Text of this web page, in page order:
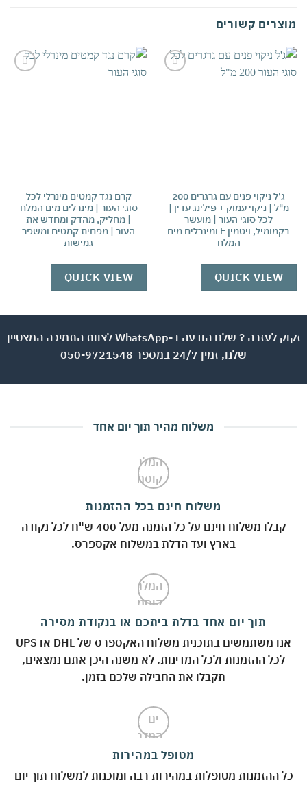
קשורים
ג'ל ניקוי פנים עם גרגרים 200
| ניקוי עמוק + פילינג עדין |
לכל סוגי העור | מועשר
בקמומיל, ויטמין E ומינרלים מים
המלח
QUICK VIEW
קרם נגד קמטים מינרלי לכל
סוגי העור | מינרלים מים המלח
| מחליק, מהדק ומחדש את
העור | מפחית קמטים ומשפר
גמישות
QUICK VIEW
זקוק לעזרה ? שלח הודעה ב-WhatsApp לצוות התמיכה המצטיין
שלנו, זמין 24/7 במספר 050-9721548
משלוח מהיר תוך יום אחד
משלוח חינם בכל ההזמנות
קבלו משלוח חינם על כל הזמנה מעל 400 ש"ח לכל נקודה
בארץ ועד הדלת במשלוח אקספרס.
תוך יום אחד בדלת ביתכם או בנקודת מסירה
אנו משתמשים בתוכנית משלוח האקספרס של DHL או UPS
לכל ההזמנות ולכל המדינות. לא משנה היכן אתם נמצאים,
תקבלו את החבילה שלכם בזמן.
מטופל במהירות
ההזמנות מטופלות במהירות רבה ומוכנות למשלוח תוך יום